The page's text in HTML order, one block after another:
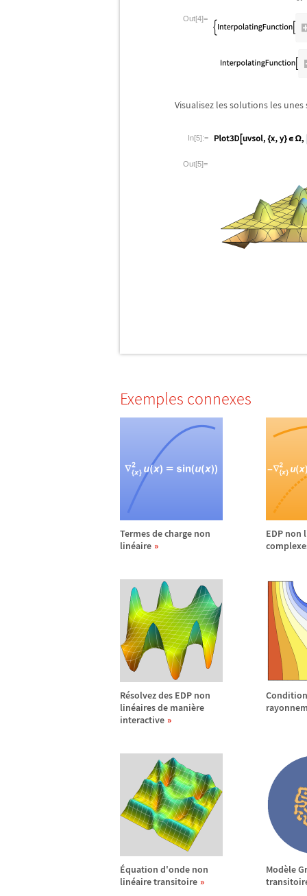
Out[4]=
Visualisez les solutions les unes
In[5]:=
Out[5]=
Exemples connexes
Termes de charge non
linéaire
EDP non
Résolvez des EDP non
linéaires de manière
interactive
Équation d'onde non
linéaire transitoire
Modèle